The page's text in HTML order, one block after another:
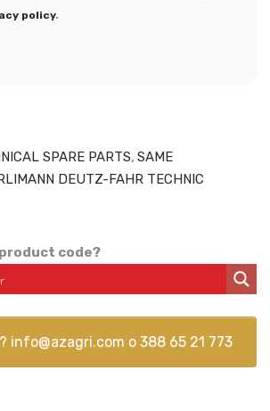
policy.
SPARE PARTS, SAME
DEUTZ-FAHR TECHNIC
code?
info@azagri.com o 388 65 21 773